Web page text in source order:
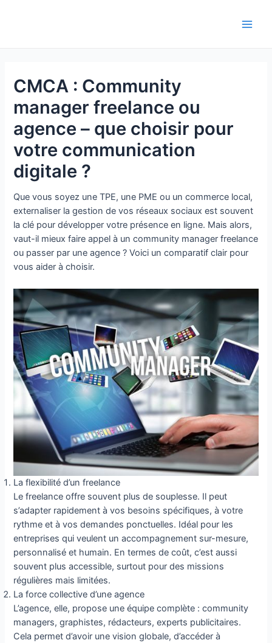
CMCA : Community
manager freelance ou
agence – que choisir pour
votre communication
digitale ?
Que vous soyez une TPE, une PME ou un commerce local,
externaliser la gestion de vos réseaux sociaux est souvent
la clé pour développer votre présence en ligne. Mais alors,
vaut-il mieux faire appel à un community manager freelance
ou passer par une agence ? Voici un comparatif clair pour
vous aider à choisir.
La flexibilité d’un freelance
Le freelance offre souvent plus de souplesse. Il peut
s’adapter rapidement à vos besoins spécifiques, à votre
rythme et à vos demandes ponctuelles. Idéal pour les
entreprises qui veulent un accompagnement sur-mesure,
personnalisé et humain. En termes de coût, c’est aussi
souvent plus accessible, surtout pour des missions
régulières mais limitées.
La force collective d’une agence
L’agence, elle, propose une équipe complète : community
managers, graphistes, rédacteurs, experts publicitaires.
Cela permet d’avoir une vision globale, d’accéder à